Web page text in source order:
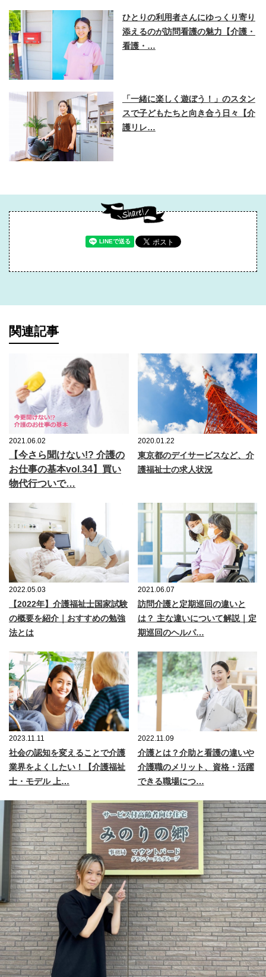
ひとりの利用者さんにゆっくり寄り
添えるのが訪問看護の魅力【介護・
看護・…
「一緒に楽しく遊ぼう！」のスタン
スで子どもたちと向き合う日々【介
護リレ…
関連記事
2021.06.02
【今さら聞けない!? 介護の
お仕事の基本vol.34】買い
物代行ついで…
2020.01.22
東京都のデイサービスなど、介
護福祉士の求人状況
2022.05.03
【2022年】介護福祉士国家試験
の概要を紹介｜おすすめの勉強
法とは
2021.06.07
訪問介護と定期巡回の違いと
は？ 主な違いについて解説｜定
期巡回のヘルパ…
2023.11.11
社会の認知を変えることで介護
業界をよくしたい！【介護福祉
士・モデル 上…
2022.11.09
介護とは？介助と看護の違いや
介護職のメリット、資格・活躍
できる職場につ…